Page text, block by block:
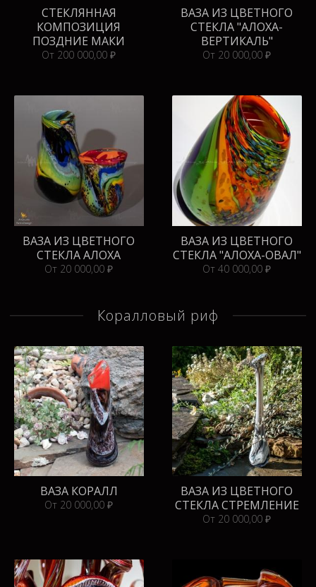
СТЕКЛЯННАЯ
КОМПОЗИЦИЯ
ПОЗДНИЕ МАКИ
От 200 000,00 ₽
ВАЗА ИЗ ЦВЕТНОГО
СТЕКЛА "АЛОХА-
ВЕРТИКАЛЬ"
От 20 000,00 ₽
ВАЗА ИЗ ЦВЕТНОГО
СТЕКЛА АЛОХА
От 20 000,00 ₽
ВАЗА ИЗ ЦВЕТНОГО
СТЕКЛА "АЛОХА-ОВАЛ"
От 40 000,00 ₽
Коралловый риф
ВАЗА КОРАЛЛ
От 20 000,00 ₽
ВАЗА ИЗ ЦВЕТНОГО
СТЕКЛА СТРЕМЛЕНИЕ
От 20 000,00 ₽